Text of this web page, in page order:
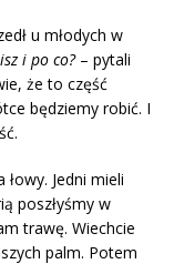
u młodych w
i po co?– pytali
że to część
będziemy robić. I
Jedni mieli
poszłyśmy w
trawę. Wiechcie
palm. Potem